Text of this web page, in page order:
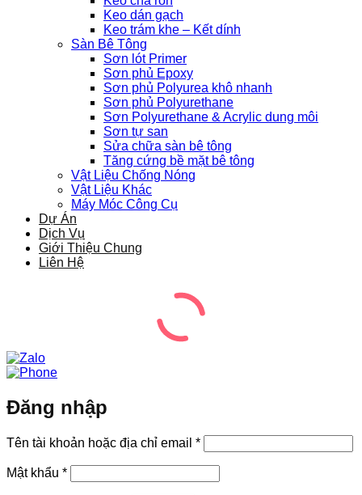
Keo dán gạch
Keo trám khe – Kết dính
Sàn Bê Tông
Sơn lót Primer
Sơn phủ Epoxy
Sơn phủ Polyurea khô nhanh
Sơn phủ Polyurethane
Sơn Polyurethane & Acrylic dung môi
Sơn tự san
Sửa chữa sàn bê tông
Tăng cứng bề mặt bê tông
Vật Liệu Chống Nóng
Vật Liệu Khác
Máy Móc Công Cụ
Dự Án
Dịch Vụ
Giới Thiệu Chung
Liên Hệ
Đăng nhập
Tên tài khoản hoặc địa chỉ email *Bắt
buộc
Mật khẩu *Bắt
buộc